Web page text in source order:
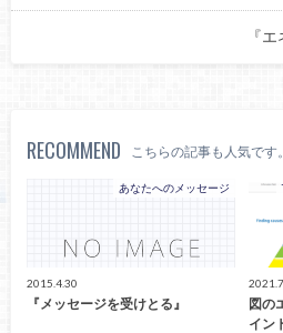
『
RECOMMEND こちらの記事も人気です。
あなたへのメッセージ
2015.4.30
『メッセージを受けとる』
図の
イン